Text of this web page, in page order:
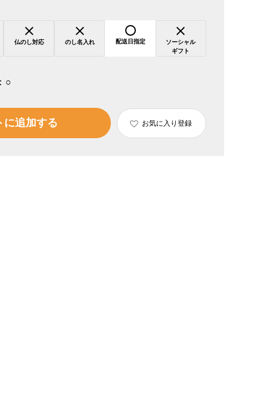
仏のし対応 のし名入れ 配送日指定
ソーシャル
ギフト
○
に追加する お気に入り登録